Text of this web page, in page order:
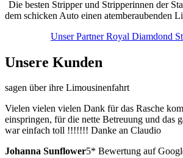
Die besten Stripper und Stripperinnen der
dem schicken Auto einen atem­beraubenden
Unser Partner Royal Diamdond
Unsere Kunden
sagen über ihre Limousinenfahrt
Vielen vielen vielen Dank für das Rasche
einspringen, für die nette Betreuung und das
war einfach toll !!!!!!! Danke an Claudio
Johanna Sunflower5* Bewertung auf